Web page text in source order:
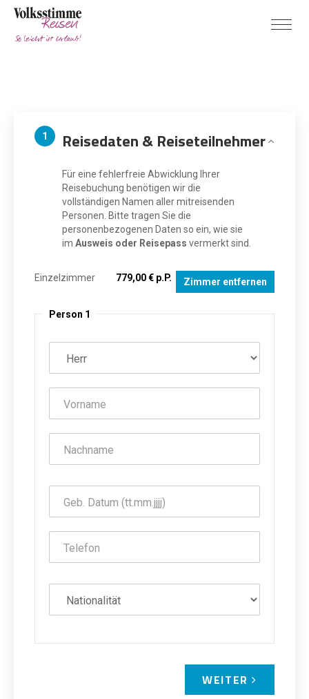
1 Reisedaten & Reiseteilnehmer
Für eine fehlerfreie Abwicklung Ihrer
Reisebuchung benötigen wir die
vollständigen Namen aller mitreisenden
Personen. Bitte tragen Sie die
personenbezogenen Daten so ein, wie sie
im Ausweis oder Reisepass vermerkt sind.
Einzelzimmer 779,00 € p.P. Zimmer entfernen
Person 1
WEITER